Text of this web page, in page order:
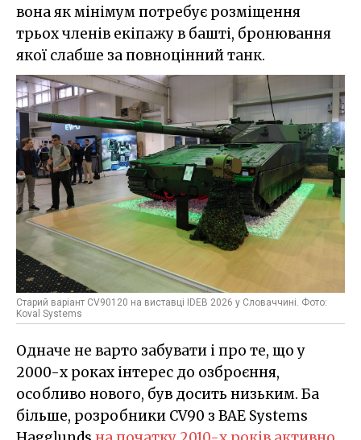
вона як мінімум потребує розміщення
трьох членів екіпажу в башті, бронювання
якої слабше за повноцінний танк.
Старий варіант CV90120 на виставці IDEB 2026 у Словаччині. Фото:
Koval Systems
Одначе не варто забувати і про те, що у
2000-х роках інтерес до озброєння,
особливо нового, був досить низьким. Ба
більше, розробники CV90 з BAE Systems